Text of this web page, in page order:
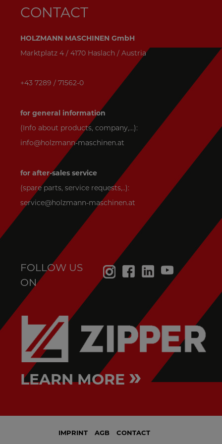
CONTACT
HOLZMANN MASCHINEN GmbH
Marktplatz 4 / 4170 Haslach / Austria
+43 7289 / 71562-0
for general information
(Info about products, company,...):
info@holzmann-maschinen.at
for after-sales service
(spare parts, service requests,..):
service@holzmann-maschinen.at
FOLLOW US
ON
LEARN MORE »
IMPRINT AGB CONTACT